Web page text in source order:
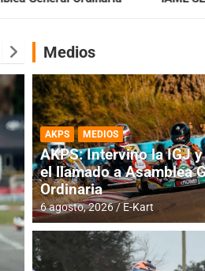
Medios
AKPS MEDIOS
AKPS: Intervino la IGJ
el llamado a Asamblea
Ordinaria
6 agosto, 2026 E-Kart